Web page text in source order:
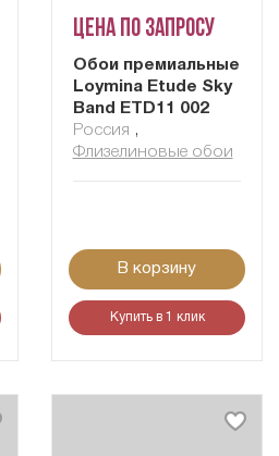
Цена по запросу
Обои премиальные
Loymina Etude Sky
Band ETD11 002
Россия ,
Флизелиновые обои
В корзину
Купить в 1 клик